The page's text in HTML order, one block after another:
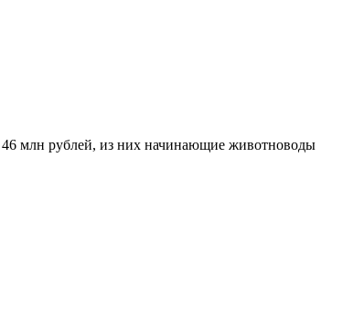
46 млн рублей, из них начинающие животноводы